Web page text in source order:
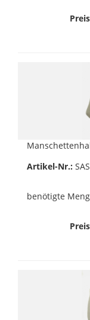
Artikel-Nr.:
benötigte